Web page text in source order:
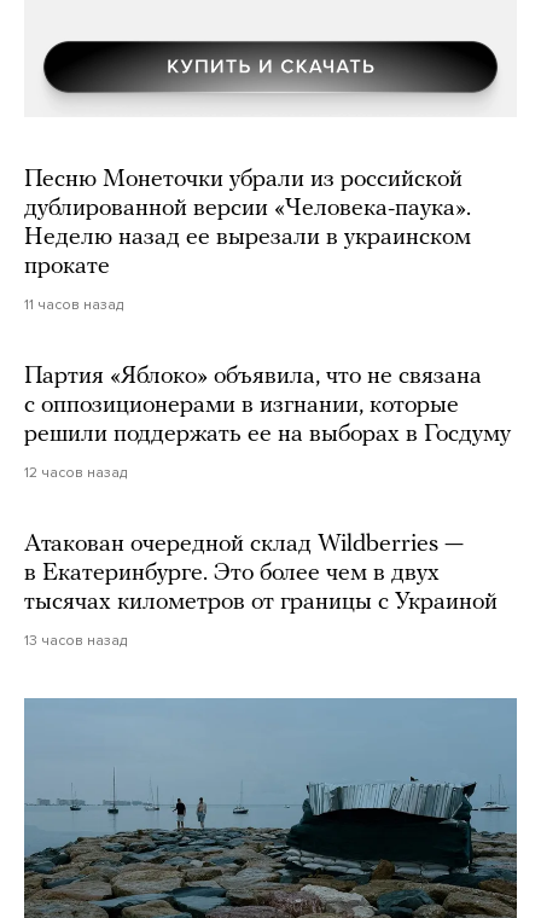
Песню Монеточки убрали из российской
дублированной версии «Человека-паука».
Неделю назад ее вырезали в украинском
прокате
11 часов назад
Партия «Яблоко» объявила, что не связана
с оппозиционерами в изгнании, которые
решили поддержать ее на выборах в Госдуму
12 часов назад
Атакован очередной склад Wildberries —
в Екатеринбурге. Это более чем в двух
тысячах километров от границы с Украиной
13 часов назад